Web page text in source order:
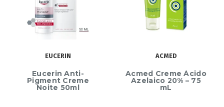
EUCERIN
Eucerin Anti-
Pigment Creme
Noite 50ml
ACMED
Acmed Creme Ácido
Azelaico 20% – 75
mL